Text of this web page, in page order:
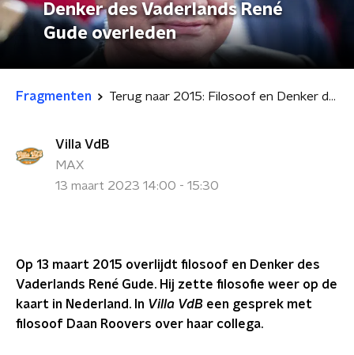
Denker des Vaderlands René
Gude overleden
Fragmenten Terug naar 2015: Filosoof en Denker des Vaderlands René Gude overleden
Villa VdB
MAX
13 maart 2023 14:00 - 15:30
Op 13 maart 2015 overlijdt filosoof en Denker des
Vaderlands René Gude. Hij zette filosofie weer op de
kaart in Nederland. In Villa VdB een gesprek met
filosoof Daan Roovers over haar collega.